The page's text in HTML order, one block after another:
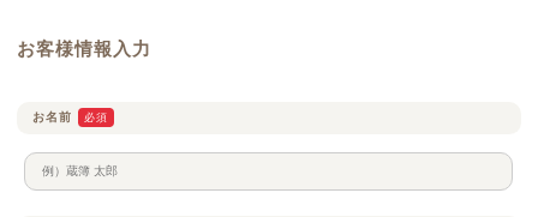
お客様情報入力
お名前 必須